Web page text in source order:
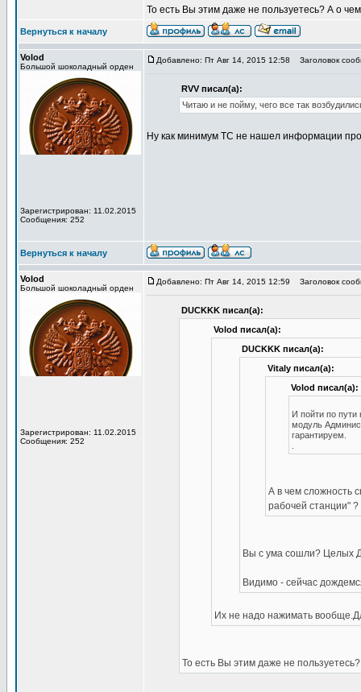
То есть Вы этим даже не пользуетесь? А о
Вернуться к началу
Volod
Большой шоколадный орден
Зарегистрирован: 11.02.2015
Сообщения: 252
Добавлено: Пт Авг 14, 2015 12:58 Заголовок
RVV писал(а):
Читаю и не пойму, чего все так
Ну как минимум ТС не нашел информации
Вернуться к началу
Volod
Большой шоколадный орден
Зарегистрирован: 11.02.2015
Сообщения: 252
Добавлено: Пт Авг 14, 2015 12:59 Заголовок
DUCKKK писал(а):
Volod писал(а):
DUCKKK писал(а):
Vitaly писал(а):
Volod писал(а):
И пойти по пути
модуль
гарантируем.
А в чем сложность
рабочей станции" ?
Вы с ума сошли? Целых
Видимо - сейчас
Их не надо нажимать
То есть Вы этим даже не